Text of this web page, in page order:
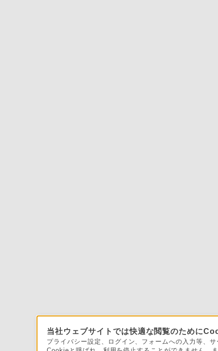
当社ウェブサイトでは快適な閲覧のために
プライバシー設定、ログイン、フォームへの入力等、